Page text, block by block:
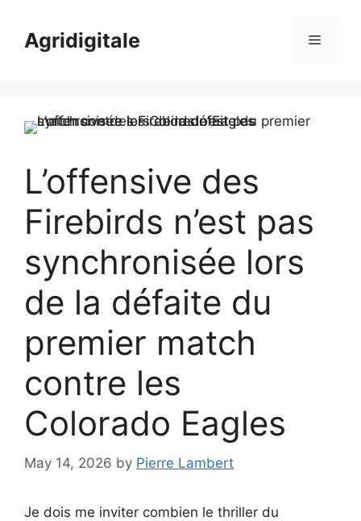
contentAgridigitale Menu
L’offensive des
Firebirds n’est pas
synchronisée lors
de la défaite du
premier match
contre les
Colorado Eagles
May 14, 2026 by Pierre Lambert
Je dois me inviter combien le thriller du